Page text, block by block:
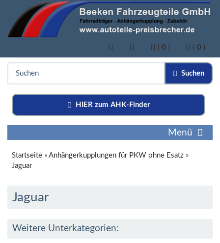
( 0 ) ( 0 )
Suchen
HIER zum AHK-Finder
Menü
Startseite » Anhängerkupplungen für PKW ohne Esatz »
Jaguar
Jaguar
Weitere Unterkategorien: